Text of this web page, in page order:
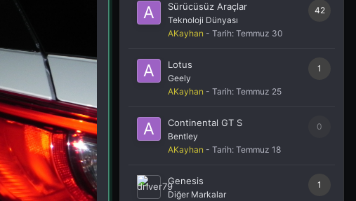
42
Sürücüsüz Araçlar
Teknoloji Dünyası
AKayhan - Tarih: Temmuz 30
1
Lotus
Geely
AKayhan - Tarih: Temmuz 25
0
Continental GT S
Bentley
AKayhan - Tarih: Temmuz 18
1
Genesis
Diğer Markalar